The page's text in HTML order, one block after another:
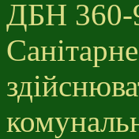
ДБН 360-